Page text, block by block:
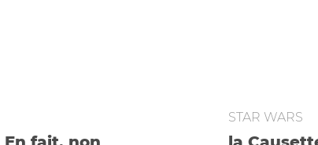
STAR WARS